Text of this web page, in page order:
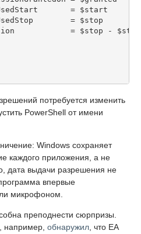
= $start
= $stop
= $stop -
потребуется изменить
PowerShell от имени
Windows сохраняет
каждого приложения, а не
дата выдачи разрешения не
впервые
микрофоном.
преподнести сюрпризы.
например, обнаружил , что EA